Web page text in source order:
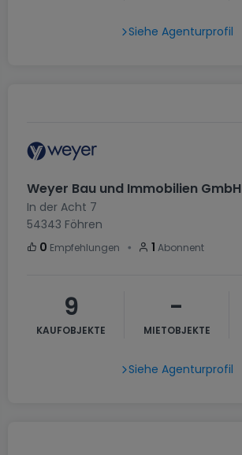
Siehe Agenturprofil
Weyer Bau und Immobilien GmbH
In der Acht 7
54343 Föhren
0 Empfehlungen ・ 1 Abonnent
9
KAUFOBJEKTE
-
MIETOBJEKTE
Siehe Agenturprofil